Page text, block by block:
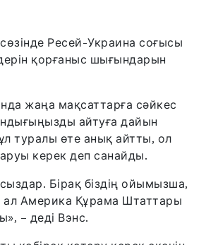
Ресей-Украина соғысы
қорғаныс шығындарын
жаңа мақсаттарға сәйкес
айтуға дайын
туралы өте анық айтты, ол
керек деп санайды.
Бірақ біздің ойымызша,
ал Америка Құрама Штаттары
– деді Вэнс.